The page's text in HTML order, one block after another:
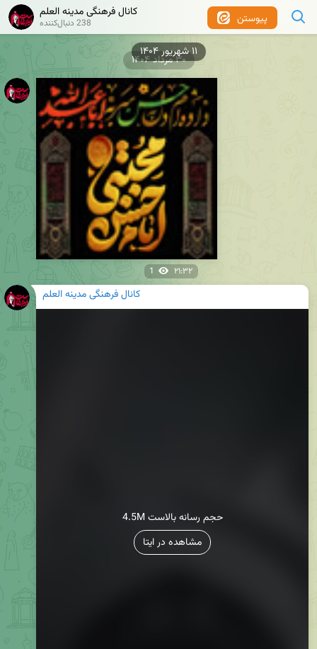
۱۱ شهریور ۱۴۰۴
پیوستن کانال فرهنگی مدینه العلم
238 دنبال‌کننده
1 ۲۱:۳۲
۳۰ مرداد ۱۴۰۴
کانال فرهنگی مدینه العلم
4.5M حجم رسانه بالاست
مشاهده در ایتا